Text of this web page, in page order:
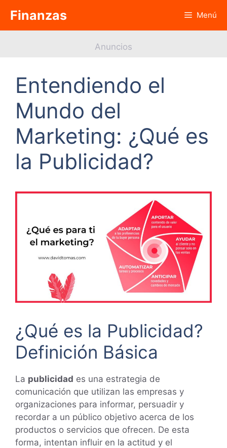
contenido
Finanzas Menú
Anuncios
Entendiendo el
Mundo del
Marketing: ¿Qué es
la Publicidad?
¿Qué es la Publicidad?
Definición Básica
La publicidad es una estrategia de
comunicación que utilizan las empresas y
organizaciones para informar, persuadir y
recordar a un público objetivo acerca de los
productos o servicios que ofrecen. De esta
forma, intentan influir en la actitud y el